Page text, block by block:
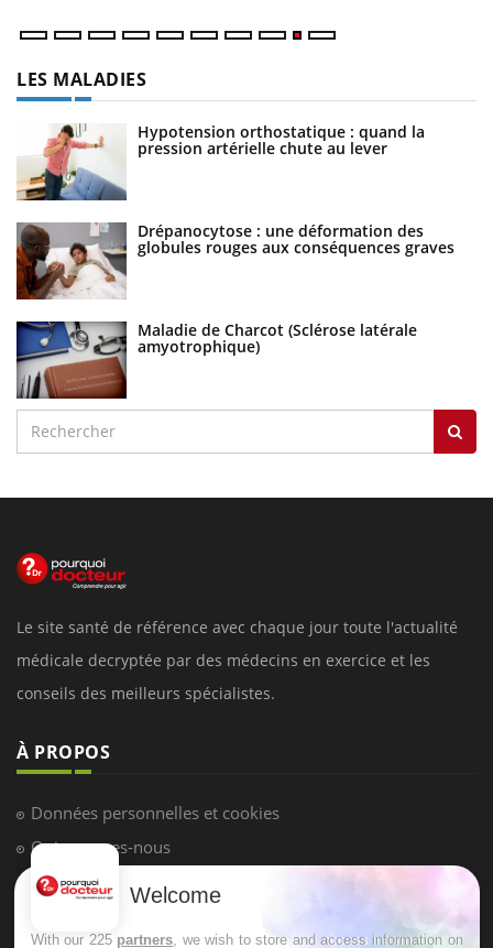
LES MALADIES
Hypotension orthostatique : quand la
pression artérielle chute au lever
Drépanocytose : une déformation des
globules rouges aux conséquences graves
Maladie de Charcot (Sclérose latérale
amyotrophique)
Le site santé de référence avec chaque jour toute l'actualité
médicale decryptée par des médecins en exercice et les
conseils des meilleurs spécialistes.
À PROPOS
Données personnelles et cookies
Qui sommes-nous
Conditions d'utilisation
Welcome
With our 225 partners , we wish to store and access information on